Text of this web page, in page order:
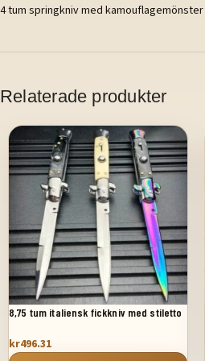
4 tum springkniv med kamouflagemönster
Relaterade produkter
8,75 tum italiensk fickkniv med stiletto
kr496.31